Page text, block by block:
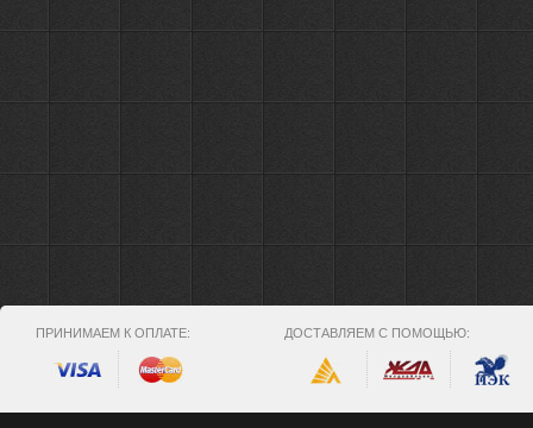
ПРИНИМАЕМ К ОПЛАТЕ: ДОСТАВЛЯЕМ С ПОМОЩЬЮ: